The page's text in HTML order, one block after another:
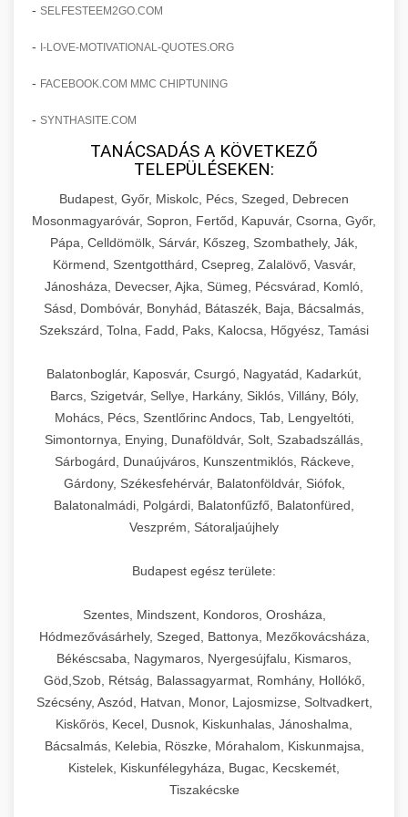
amelyek valós eredményeket hoznak.
szonyegtisztito.net
marketing stratégiai tervrajz
útjáról, bemutatva az utat a küzdő praxistól a
virágzó vállalkozásig 150%-os növekedéssel.
klinika átalakulási történet
Érdeklődés 150%-os Fokozása
Technikák és módszerek a páciensek
érdeklődésének és elkötelezettségének drámai
növeléséhez. Egy 150%-os fellendülési
esettanulmány gyakorlati betekintésekkel.
weboldal-keszites.co
elkötelezettség erősítési módszerek
🎮 19. AI Google Ads és Meta
Kampány Kezelés
Fejlett AI-alapú Google Ads és Meta hirdetési
kampánykezelés. Optimalizálja hirdetési
költségvetését gépi tanulással és
automatizálással.
aikampany.hu AI hirdetési automatizálás
🍞 20. Ipari Dagasztógép +
Professzionális ipari dagasztógépek és
tésztakeverő gépek pékségek és kereskedelmi
konyhák számára. Masszív konstrukció
megbízható teljesítményhez.
chef-iparikonyhagepek.hu
kereskedelmi tésztakeverő
🔪 21. Ipari Szeletelőgép +
Ipari hús- és sajtszeletelő gépek professzionális
élelmiszer-előkészítéshez. Precíziós vágás
állítható vastagság beállítással.
chef-iparikonyhagepek.hu
professzionális élelmiszer szeletelő
📦 22. Vákuumozó Gép +
Kereskedelmi vákuumcsomagoló berendezések
élelmiszerek tartósításához. Hosszabbítsa a
szavatossági időt és tartsa meg a termék
frissességét.
🎁 23. Vákuumfóliázó Gép +
Ipari vákuumfóliázó gépek professzionális
Hatékony lezárási és tartósítási megoldások.
chef-iparikonyhagepek.hu
kereskedelmi csomagoló gép
professzionális konyhák számára. Nagy
kapacitású sütő- és főzőberendezés precíz
hőmérséklet-szabályozással.
chef-iparikonyhagepek.hu
kereskedelmi sütősütő
❄️ 25. Ipari Hűtőszekrény +
Professzionális hűtőegységek és hűtőkamrák
kereskedelmi konyhák számára.
Energiahatékony hűtési megoldások nagy
kapacitással.
chef-iparikonyhagepek.hu
💧 26. Ipari Mosogatógép +
Kereskedelmi mosogatóberendezések nagy
forgalmú éttermi műveletekhez. Gyors tisztítási
ciklusok fertőtlenítési képességekkel.
🧀 27. Ipari Sajtreszelő Gép +
- SELFESTEEM2GO.COM
- I-LOVE-MOTIVATIONAL-QUOTES.ORG
- FACEBOOK.COM MMC CHIPTUNING
- SYNTHASITE.COM
TANÁCSADÁS A KÖVETKEZŐ
TELEPÜLÉSEKEN:
Budapest, Győr, Miskolc, Pécs, Szeged, Debrecen
Mosonmagyaróvár, Sopron, Fertőd, Kapuvár, Csorna, Győr,
Pápa, Celldömölk, Sárvár, Kőszeg, Szombathely, Ják,
Körmend, Szentgotthárd, Csepreg, Zalalövő, Vasvár,
Jánosháza, Devecser, Ajka, Sümeg, Pécsvárad, Komló,
Sásd, Dombóvár, Bonyhád, Bátaszék, Baja, Bácsalmás,
Szekszárd, Tolna, Fadd, Paks, Kalocsa, Hőgyész, Tamási
Balatonboglár, Kaposvár, Csurgó, Nagyatád, Kadarkút,
Barcs, Szigetvár, Sellye, Harkány, Siklós, Villány, Bóly,
Mohács, Pécs, Szentlőrinc Andocs, Tab, Lengyeltóti,
Simontornya, Enying, Dunaföldvár, Solt, Szabadszállás,
Sárbogárd, Dunaújváros, Kunszentmiklós, Ráckeve,
Gárdony, Székesfehérvár, Balatonföldvár, Siófok,
Balatonalmádi, Polgárdi, Balatonfűzfő, Balatonfüred,
Veszprém, Sátoraljaújhely
Budapest egész területe:
Szentes, Mindszent, Kondoros, Orosháza,
Hódmezővásárhely, Szeged, Battonya, Mezőkovácsháza,
Békéscsaba, Nagymaros, Nyergesújfalu, Kismaros,
Göd,Szob, Rétság, Balassagyarmat, Romhány, Hollókő,
Szécsény, Aszód, Hatvan, Monor, Lajosmizse, Soltvadkert,
Kiskőrös, Kecel, Dusnok, Kiskunhalas, Jánoshalma,
Bácsalmás, Kelebia, Röszke, Mórahalom, Kiskunmajsa,
Kistelek, Kiskunfélegyháza, Bugac, Kecskemét,
Tiszakécske